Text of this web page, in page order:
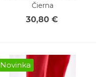
Čierna
30,80 €
Novinka